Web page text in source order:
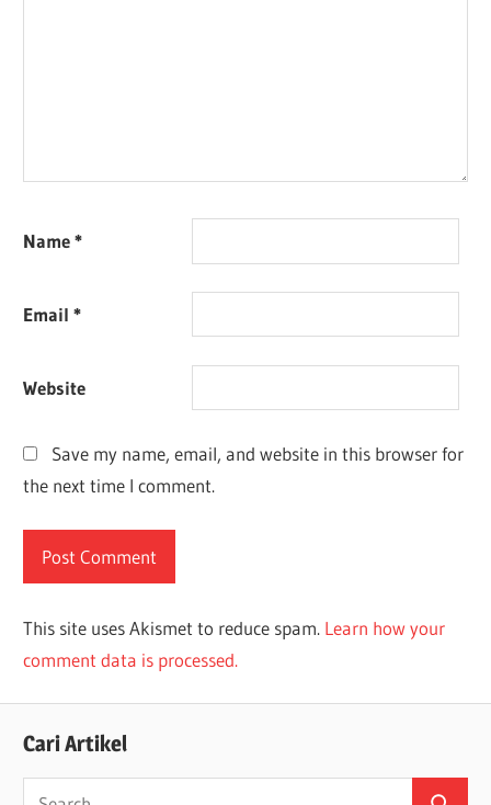
Name*
Email*
Website
Save my name, email, and website in this browser for
the next time I comment.
This site uses Akismet to reduce spam. Learn how your
comment data is processed.
Cari Artikel
Search